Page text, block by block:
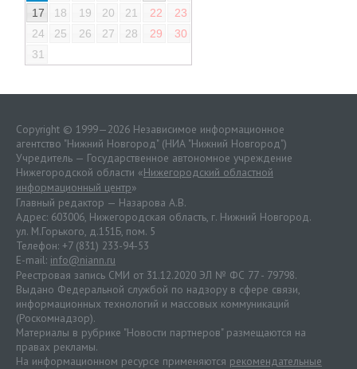
17
18 19 20 21 22
23
24
25 26 27 28 29
30
31
Copyright © 1999—2026 Независимое информационное
агентство "Нижний Новгород" (НИА "Нижний Новгород")
Учредитель — Государственное автономное учреждение
Нижегородской области «Нижегородский областной
информационный центр»
Главный редактор — Назарова А.В.
Адрес: 603006, Нижегородская область, г. Нижний Новгород.
ул. М.Горького, д.151Б, пом. 5
Телефон: +7 (831) 233-94-53
E-mail: info@niann.ru
Реестровая запись СМИ от 31.12.2020 ЭЛ № ФС 77 - 79798.
Выдано Федеральной службой по надзору в сфере связи,
информационных технологий и массовых коммуникаций
(Роскомнадзор).
Материалы в рубрике "Новости партнеров" размещаются на
правах рекламы.
На информационном ресурсе применяются рекомендательные